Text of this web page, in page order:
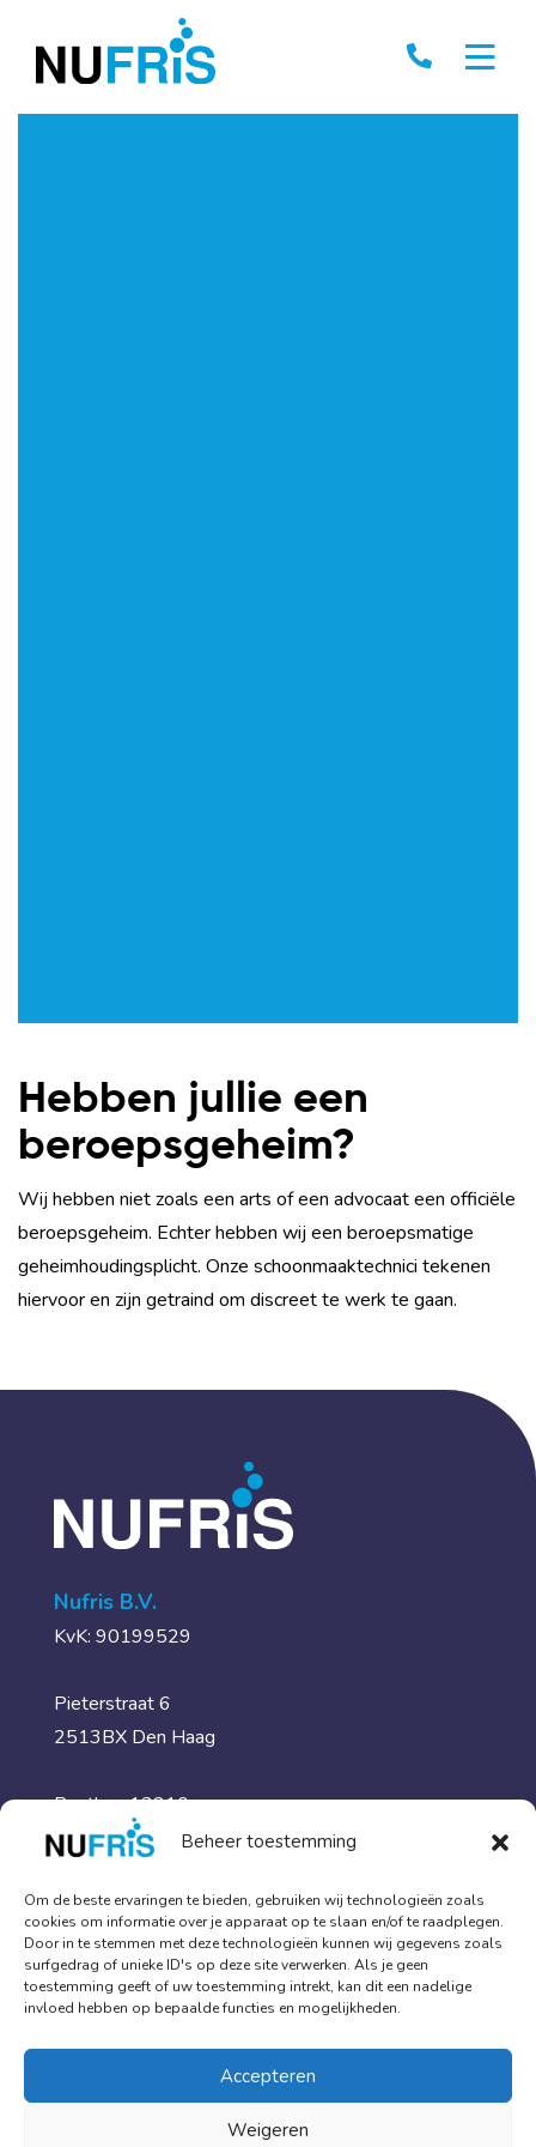
Beheer toestemming
Om de beste ervaringen te bieden, gebruiken wij technologieën zoals
cookies om informatie over je apparaat op te slaan en/of te raadplegen.
Door in te stemmen met deze technologieën kunnen wij gegevens zoals
surfgedrag of unieke ID's op deze site verwerken. Als je geen
toestemming geeft of uw toestemming intrekt, kan dit een nadelige
invloed hebben op bepaalde functies en mogelijkheden.
Accepteren
Weigeren
Hebben jullie een
beroepsgeheim?
Wij hebben niet zoals een arts of een advocaat een officiële
beroepsgeheim. Echter hebben wij een beroepsmatige
geheimhoudingsplicht. Onze schoonmaaktechnici tekenen
hiervoor en zijn getraind om discreet te werk te gaan.
Nufris B.V.
KvK: 90199529
Pieterstraat 6
2513BX Den Haag
Postbus 13210,
2501EE Den Haag
Meer informatie
Traumareiniging & schoonmaak
Specialistische diensten
Kennisbank
Over ons